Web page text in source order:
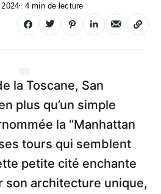
4 min de lecture
la Toscane, San
plus qu’un simple
la “Manhattan
tours qui semblent
petite cité enchante
son architecture unique,